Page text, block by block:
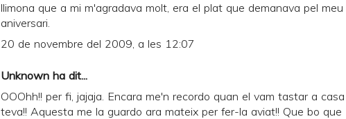
llimona que a mi m'agradava molt, era el plat que demanava pel meu
aniversari.
20 de novembre del 2009, a les 12:07
Unknown ha dit...
OOOhh!! per fi, jajaja. Encara me'n recordo quan el vam tastar a casa
teva!! Aquesta me la guardo ara mateix per fer-la aviat!! Que bo que